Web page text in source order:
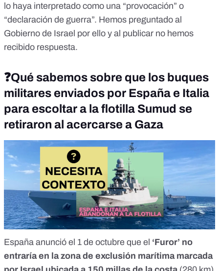
lo haya interpretado como una “provocación” o
“declaración de guerra”. Hemos preguntado al
Gobierno de Israel por ello y al publicar no hemos
recibido respuesta.
❓Qué sabemos sobre que los buques
militares enviados por España e Italia
para escoltar a la flotilla Sumud se
retiraron al acercarse a Gaza
España anunció el 1 de octubre que el ‘Furor’ no
entraría en la zona de exclusión marítimamarcada